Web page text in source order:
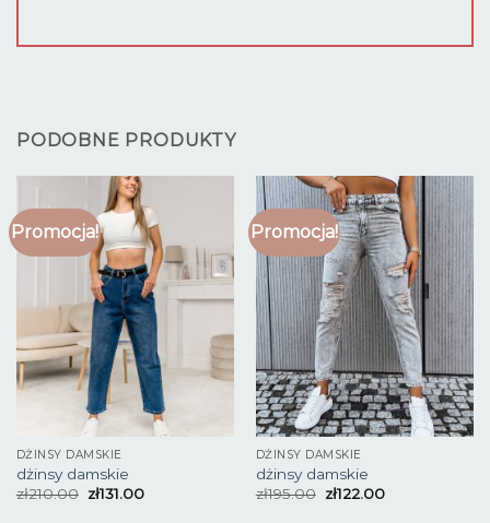
PODOBNE PRODUKTY
Promocja!
DŻINSY DAMSKIE
dżinsy damskie
zł210.00 zł131.00
Promocja!
DŻINSY DAMSKIE
dżinsy damskie
zł195.00 zł122.00